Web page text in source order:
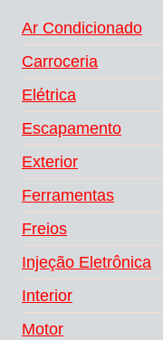
Ar Condicionado
Carroceria
Elétrica
Escapamento
Exterior
Ferramentas
Freios
Injeção Eletrônica
Interior
Motor